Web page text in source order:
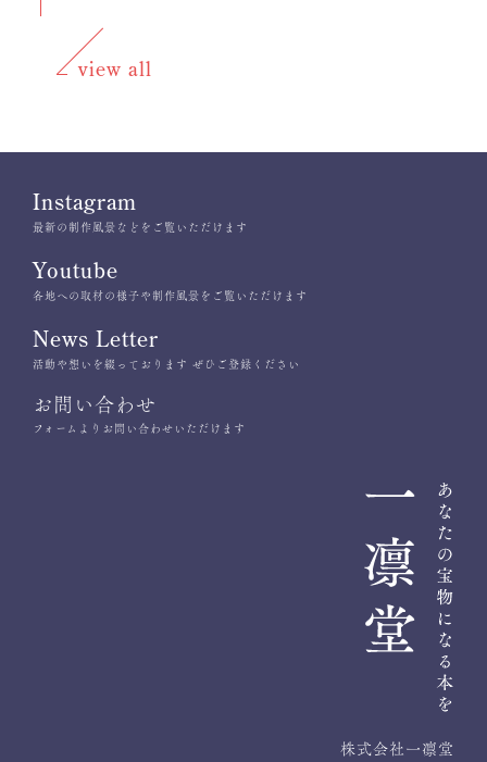
view all
Instagram
最新の制作風景などをご覧いただけます
Youtube
各地への取材の様子や制作風景をご覧いただけます
News Letter
活動や想いを綴っております ぜひご登録ください
お問い合わせ
フォームよりお問い合わせいただけます
株式会社一凛堂